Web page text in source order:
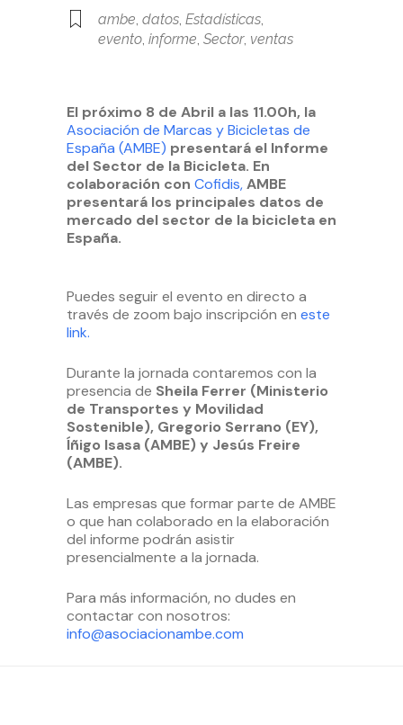
ambe, datos, Estadísticas,
evento, informe, Sector, ventas
El próximo 8 de Abril a las 11.00h, la
Asociación de Marcas y Bicicletas de
España (AMBE) presentará el Informe
del Sector de la Bicicleta. En
colaboración con Cofidis,AMBE
presentará los principales datos de
mercado del sector de la bicicleta en
España.
Puedes seguir el evento en directo a
través de zoom bajo inscripción en este
link.
Durante la jornada contaremos con la
presencia de Sheila Ferrer (Ministerio
de Transportes y Movilidad
Sostenible), Gregorio Serrano (EY),
Íñigo Isasa (AMBE) y Jesús Freire
(AMBE).
Las empresas que formar parte de AMBE
o que han colaborado en la elaboración
del informe podrán asistir
presencialmente a la jornada.
Para más información, no dudes en
contactar con nosotros:
info@asociacionambe.com